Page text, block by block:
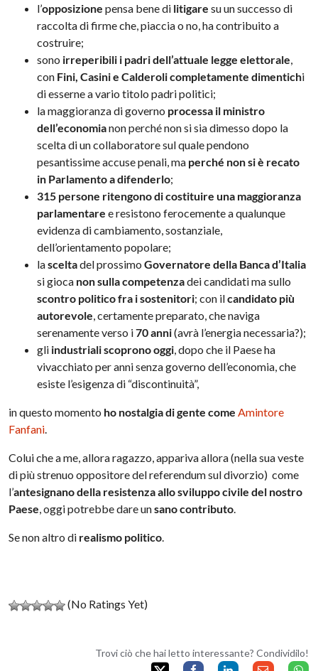
l’opposizionepensa bene di litigaresu un successo di
raccolta di firme che, piaccia o no, ha contribuito a
costruire;
sono irreperibili i padri dell’attuale legge elettorale,
con Fini, Casini e Calderoli completamente dimentichi
di esserne a vario titolo padri politici;
la maggioranza di governo processa il ministro
dell’economianon perché non si sia dimesso dopo la
scelta di un collaboratore sul quale pendono
pesantissime accuse penali, ma perché non si è recato
in Parlamento a difenderlo;
315 persone ritengono di costituire una maggioranza
parlamentare e resistono ferocemente a qualunque
evidenza di cambiamento, sostanziale,
dell’orientamento popolare;
lasceltadel prossimoGovernatore della Banca d’Italia
si gioca non sulla competenzadei candidati ma sullo
scontro politico fra i sostenitori; con ilcandidato più
autorevole, certamente preparato, che naviga
serenamente verso i70 anni(avrà l’energia necessaria?);
gli industriali scoprono oggi, dopo che il Paese ha
vivacchiato per anni senza governo dell’economia, che
esiste l’esigenza di “discontinuità”,
in questo momento ho nostalgia di gente comeAmintore
Fanfani.
Colui che a me, allora ragazzo, appariva allora (nella sua veste
di più strenuo oppositore del referendum sul divorzio) come
l’antesignano della resistenza allo sviluppo civile del nostro
Paese, oggi potrebbe dare unsano contributo.
Se non altro di realismo politico.
(No Ratings Yet)
Trovi ciò che hai letto interessante? Condividilo!